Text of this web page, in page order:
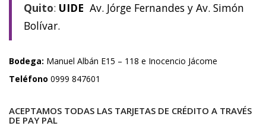
Quito: UIDE Av. Jórge Fernandes y Av. Simón
Bolívar.
Bodega: Manuel Albán E15 – 118 e Inocencio Jácome
Teléfono 0999 847601
ACEPTAMOS TODAS LAS TARJETAS DE CRÉDITO A TRAVÉS
DE PAY PAL